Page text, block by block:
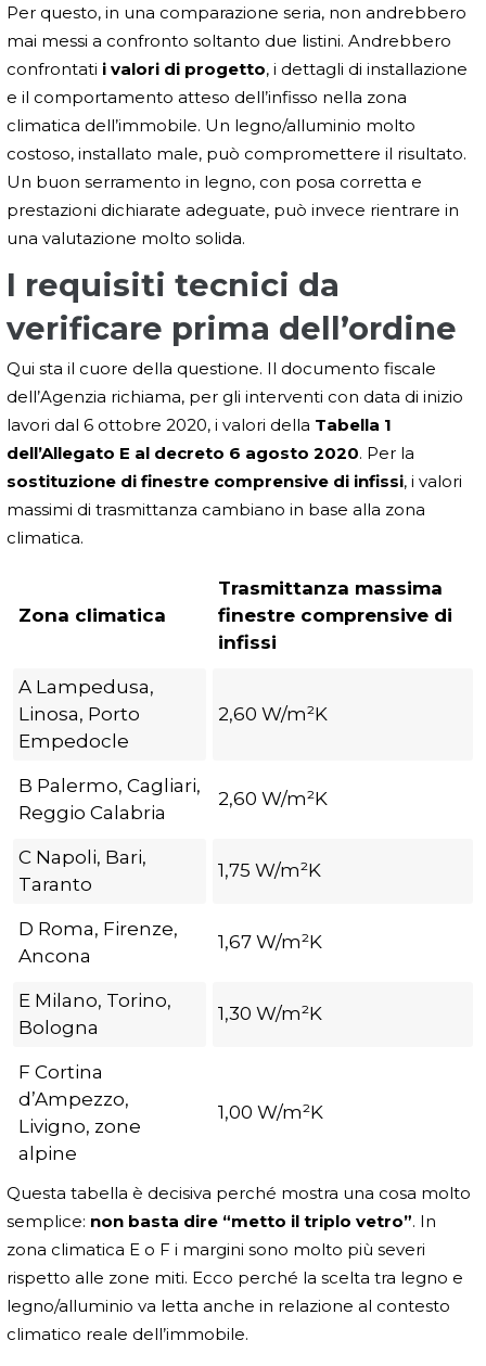
Per questo, in una comparazione seria, non andrebbero
mai messi a confronto soltanto due listini. Andrebbero
confrontati i valori di progetto, i dettagli di installazione
e il comportamento atteso dell’infisso nella zona
climatica dell’immobile. Un legno/alluminio molto
costoso, installato male, può compromettere il risultato.
Un buon serramento in legno, con posa corretta e
prestazioni dichiarate adeguate, può invece rientrare in
una valutazione molto solida.
I requisiti tecnici da
verificare prima dell’ordine
Qui sta il cuore della questione. Il documento fiscale
dell’Agenzia richiama, per gli interventi con data di inizio
lavori dal 6 ottobre 2020, i valori della Tabella 1
dell’Allegato E al decreto 6 agosto 2020. Per la
sostituzione di finestre comprensive di infissi, i valori
massimi di trasmittanza cambiano in base alla zona
climatica.
Zona climatica
Trasmittanza massima
finestre comprensive di
infissi
A Lampedusa,
Linosa, Porto
Empedocle
2,60 W/m²K
B Palermo, Cagliari,
Reggio Calabria
2,60 W/m²K
C Napoli, Bari,
Taranto
1,75 W/m²K
D Roma, Firenze,
Ancona
1,67 W/m²K
E Milano, Torino,
Bologna
1,30 W/m²K
F Cortina
d’Ampezzo,
Livigno, zone
alpine
1,00 W/m²K
Questa tabella è decisiva perché mostra una cosa molto
semplice: non basta dire “metto il triplo vetro”. In
zona climatica E o F i margini sono molto più severi
rispetto alle zone miti. Ecco perché la scelta tra legno e
legno/alluminio va letta anche in relazione al contesto
climatico reale dell’immobile.